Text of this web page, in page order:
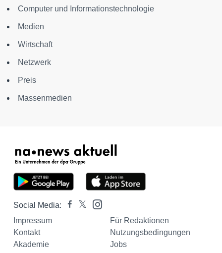
Computer und Informationstechnologie
Medien
Wirtschaft
Netzwerk
Preis
Massenmedien
Social Media:
Impressum
Für Redaktionen
Kontakt
Nutzungsbedingungen
Akademie
Jobs